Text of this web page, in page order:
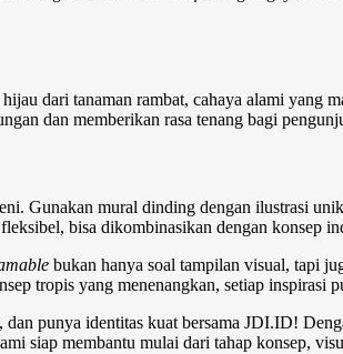
dari tanaman rambat, cahaya alami yang
dan memberikan rasa tenang bagi
Gunakan mural dinding dengan ilustrasi
bisa dikombinasikan dengan konsep
bukan hanya soal tampilan visual, tapi
tropis yang menenangkan, setiap inspirasi
punya identitas kuat bersama JDI.ID!
siap membantu mulai dari tahap konsep,